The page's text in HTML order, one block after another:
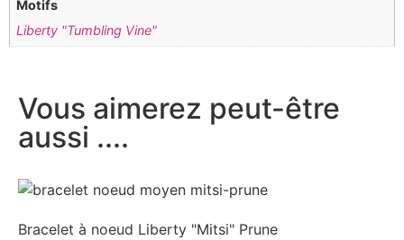
Motifs
Liberty "Tumbling Vine"
Vous aimerez peut-être
aussi ....
Bracelet à noeud Liberty "Mitsi" Prune